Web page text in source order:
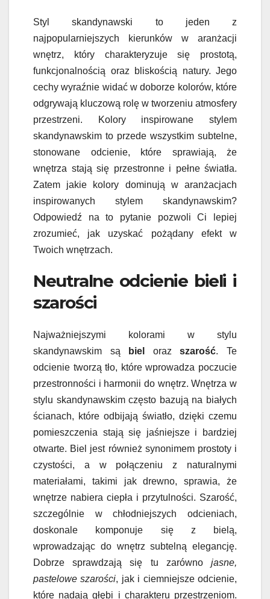
Styl skandynawski to jeden z
najpopularniejszych kierunków w aranżacji
wnętrz, który charakteryzuje się prostotą,
funkcjonalnością oraz bliskością natury. Jego
cechy wyraźnie widać w doborze kolorów, które
odgrywają kluczową rolę w tworzeniu atmosfery
przestrzeni. Kolory inspirowane stylem
skandynawskim to przede wszystkim subtelne,
stonowane odcienie, które sprawiają, że
wnętrza stają się przestronne i pełne światła.
Zatem jakie kolory dominują w aranżacjach
inspirowanych stylem skandynawskim?
Odpowiedź na to pytanie pozwoli Ci lepiej
zrozumieć, jak uzyskać pożądany efekt w
Twoich wnętrzach.
Neutralne odcienie bieli i
szarości
Najważniejszymi kolorami w stylu
skandynawskim są
biel orazszarość. Te
odcienie tworzą tło, które wprowadza poczucie
przestronności i harmonii do wnętrz. Wnętrza w
stylu skandynawskim często bazują na białych
ścianach, które odbijają światło, dzięki czemu
pomieszczenia stają się jaśniejsze i bardziej
otwarte. Biel jest również synonimem prostoty i
czystości, a w połączeniu z naturalnymi
materiałami, takimi jak drewno, sprawia, że
wnętrze nabiera ciepła i przytulności. Szarość,
szczególnie w chłodniejszych odcieniach,
doskonale komponuje się z bielą,
wprowadzając do wnętrz subtelną elegancję.
Dobrze sprawdzają się tu zarówno jasne,
pastelowe szarości, jak i ciemniejsze odcienie,
które nadają głębi i charakteru przestrzeniom.